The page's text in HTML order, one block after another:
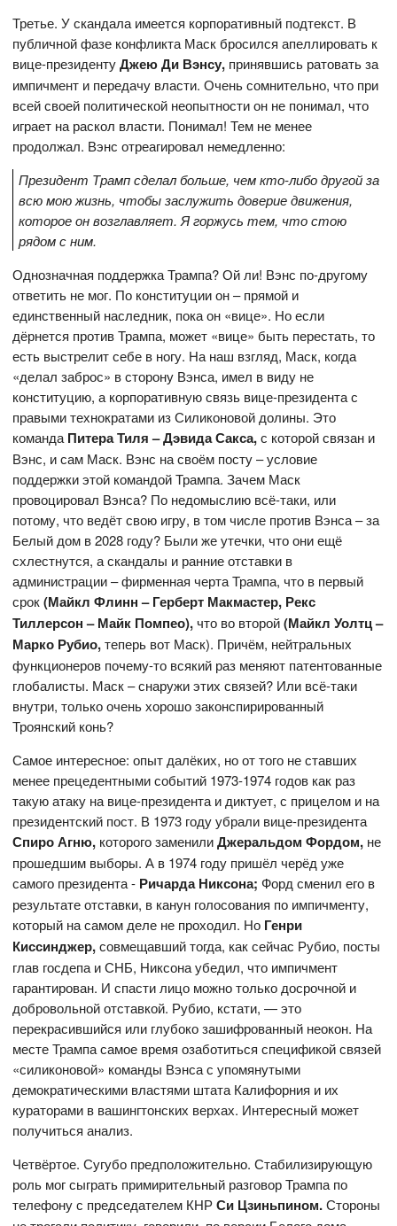
Третье. У скандала имеется корпоративный подтекст. В
публичной фазе конфликта Маск бросился апеллировать к
вице-президентуДжею Ди Вэнсу, принявшись ратовать за
импичмент и передачу власти. Очень сомнительно, что при
всей своей политической неопытности он не понимал, что
играет на раскол власти. Понимал! Тем не менее
продолжал. Вэнс отреагировал немедленно:
Президент Трамп сделал больше, чем кто-либо другой за
всю мою жизнь, чтобы заслужить доверие движения,
которое он возглавляет. Я горжусь тем, что стою
рядом с ним.
Однозначная поддержка Трампа? Ой ли! Вэнс по-другому
ответить не мог. По конституции он – прямой и
единственный наследник, пока он «вице». Но если
дёрнется против Трампа, может «вице» быть перестать, то
есть выстрелит себе в ногу. На наш взгляд, Маск, когда
«делал заброс» в сторону Вэнса, имел в виду не
конституцию, а корпоративную связь вице-президента с
правыми технократами из Силиконовой долины. Это
командаПитера Тиля – Дэвида Сакса,с которой связан и
Вэнс, и сам Маск. Вэнс на своём посту – условие
поддержки этой командой Трампа. Зачем Маск
провоцировал Вэнса? По недомыслию всё-таки, или
потому, что ведёт свою игру, в том числе против Вэнса – за
Белый дом в 2028 году? Были же утечки, что они ещё
схлестнутся, а скандалы и ранние отставки в
администрации – фирменная черта Трампа, что в первый
срок(Майкл Флинн – Герберт Макмастер, Рекс
Тиллерсон – Майк Помпео),что во второй(Майкл Уолтц –
Марко Рубио,теперь вот Маск). Причём, нейтральных
функционеров почему-то всякий раз меняют патентованные
глобалисты. Маск – снаружи этих связей? Или всё-таки
внутри, только очень хорошо законспирированный
Троянский конь?
Самое интересное: опыт далёких, но от того не ставших
менее прецедентными событий 1973-1974 годов как раз
такую атаку на вице-президента и диктует, с прицелом и на
президентский пост. В 1973 году убрали вице-президента
Спиро Агню, которого заменилиДжеральдом Фордом, не
прошедшим выборы. А в 1974 году пришёл черёд уже
самого президента - Ричарда Никсона; Форд сменил его в
результате отставки, в канун голосования по импичменту,
который на самом деле не проходил. Но Генри
Киссинджер,совмещавший тогда, как сейчас Рубио, посты
глав госдепа и СНБ, Никсона убедил, что импичмент
гарантирован. И спасти лицо можно только досрочной и
добровольной отставкой. Рубио, кстати, — это
перекрасившийся или глубоко зашифрованный неокон. На
месте Трампа самое время озаботиться спецификой связей
«силиконовой» команды Вэнса с упомянутыми
демократическими властями штата Калифорния и их
кураторами в вашингтонских верхах. Интересный может
получиться анализ.
Четвёртое. Сугубо предположительно. Стабилизирующую
роль мог сыграть примирительный разговор Трампа по
телефону с председателем КНРСи Цзиньпином.Стороны